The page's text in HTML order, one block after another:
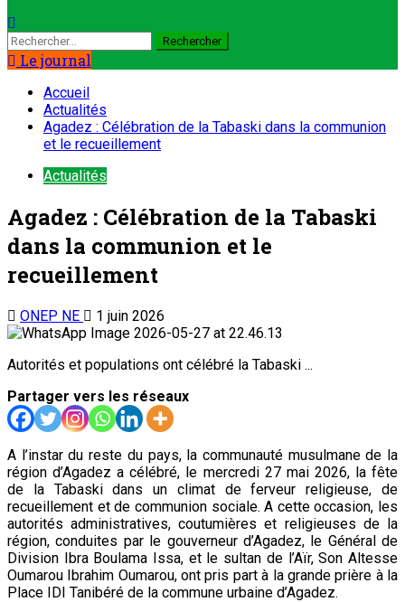
Rechercher :
Le journal
Accueil
Actualités
Agadez : Célébration de la Tabaski dans la communion
et le recueillement
Actualités
Agadez : Célébration de la Tabaski
dans la communion et le
recueillement
ONEP NE 1 juin 2026
Autorités et populations ont célébré la Tabaski ...
Partager vers les réseaux
A l’instar du reste du pays, la communauté musulmane de la
région d’Agadez a célébré, le mercredi 27 mai 2026, la fête
de la Tabaski dans un climat de ferveur religieuse, de
recueillement et de communion sociale. A cette occasion, les
autorités administratives, coutumières et religieuses de la
région, conduites par le gouverneur d’Agadez, le Général de
Division Ibra Boulama Issa, et le sultan de l’Aïr, Son Altesse
Oumarou Ibrahim Oumarou, ont pris part à la grande prière à la
Place IDI Tanibéré de la commune urbaine d’Agadez.